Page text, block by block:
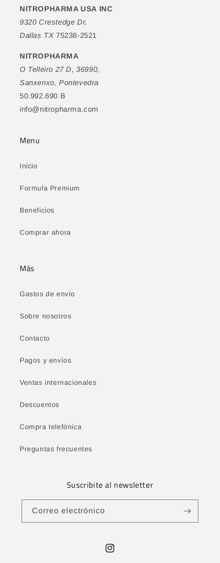
NITROPHARMA USA INC
9320 Crestedge Dr,
Dallas TX 75238-2521
NITROPHARMA
O Telleiro 27 D, 36990,
Sanxenxo, Pontevedra
50.992.690 B
info@nitropharma.com
Menu
Inicio
Formula Premium
Beneficios
Comprar ahora
Más
Gastos de envío
Sobre nosotros
Contacto
Pagos y envíos
Ventas internacionales
Descuentos
Compra telefónica
Preguntas frecuentes
Suscribite al newsletter
Correo electrónico
Instagram